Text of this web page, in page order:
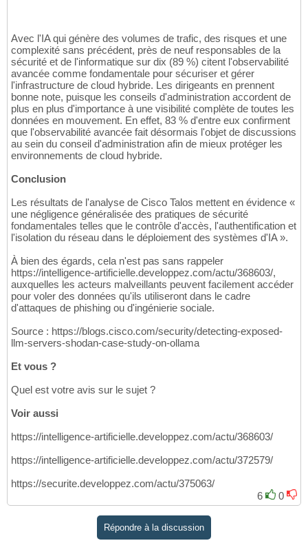
Avec l'IA qui génère des volumes de trafic, des risques et une
complexité sans précédent, près de neuf responsables de la
sécurité et de l'informatique sur dix (89 %) citent l'observabilité
avancée comme fondamentale pour sécuriser et gérer
l'infrastructure de cloud hybride. Les dirigeants en prennent
bonne note, puisque les conseils d'administration accordent de
plus en plus d'importance à une visibilité complète de toutes les
données en mouvement. En effet, 83 % d'entre eux confirment
que l'observabilité avancée fait désormais l'objet de discussions
au sein du conseil d'administration afin de mieux protéger les
environnements de cloud hybride.
Conclusion
Les résultats de l'analyse de Cisco Talos mettent en évidence «
une négligence généralisée des pratiques de sécurité
fondamentales telles que le contrôle d'accès, l'authentification et
l'isolation du réseau dans le déploiement des systèmes d'IA ».
À bien des égards, cela n'est pas sans rappeler
https://intelligence-artificielle.developpez.com/actu/368603/,
auxquelles les acteurs malveillants peuvent facilement accéder
pour voler des données qu'ils utiliseront dans le cadre
d'attaques de phishing ou d'ingénierie sociale.
Source : https://blogs.cisco.com/security/detecting-exposed-
llm-servers-shodan-case-study-on-ollama
Et vous ?
Quel est votre avis sur le sujet ?
Voir aussi
https://intelligence-artificielle.developpez.com/actu/368603/
https://intelligence-artificielle.developpez.com/actu/372579/
https://securite.developpez.com/actu/375063/
6
0
Répondre à la discussion